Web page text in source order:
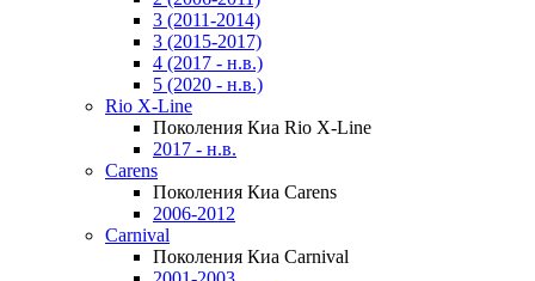
3 (2011-2014)
3 (2015-2017)
4 (2017 - н.в.)
5 (2020 - н.в.)
Rio X-Line
Поколения Киа Rio X-Line
2017 - н.в.
Carens
Поколения Киа Carens
2006-2012
Carnival
Поколения Киа Carnival